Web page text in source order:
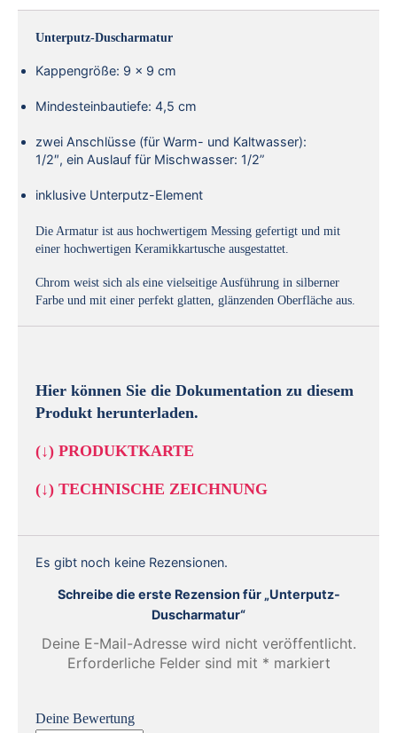
Unterputz-Duscharmatur
Kappengröße: 9 x 9 cm
Mindesteinbautiefe: 4,5 cm
zwei Anschlüsse (für Warm- und Kaltwasser):
1/2″, ein Auslauf für Mischwasser: 1/2”
inklusive Unterputz-Element
Die Armatur ist aus hochwertigem Messing gefertigt und mit
einer hochwertigen Keramikkartusche ausgestattet.
Chrom weist sich als eine vielseitige Ausführung in silberner
Farbe und mit einer perfekt glatten, glänzenden Oberfläche aus.
Hier können Sie die Dokumentation zu diesem
Produkt herunterladen.
(↓) PRODUKTKARTE
(↓) TECHNISCHE ZEICHNUNG
Es gibt noch keine Rezensionen.
Schreibe die erste Rezension für „Unterputz-
Duscharmatur“
Deine E-Mail-Adresse wird nicht veröffentlicht.
Erforderliche Felder sind mit * markiert
Deine Bewertung